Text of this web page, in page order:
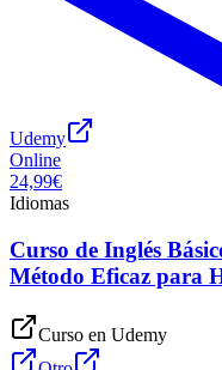
Udemy
Online
24,99€
Idiomas
Curso de Inglés
Método Eficaz para
Curso en Udemy